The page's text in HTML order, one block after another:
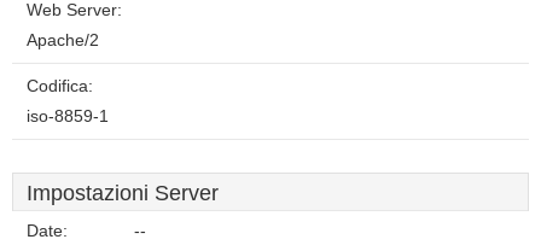
Web Server:
Apache/2
Codifica:
iso-8859-1
Impostazioni Server
Date: --